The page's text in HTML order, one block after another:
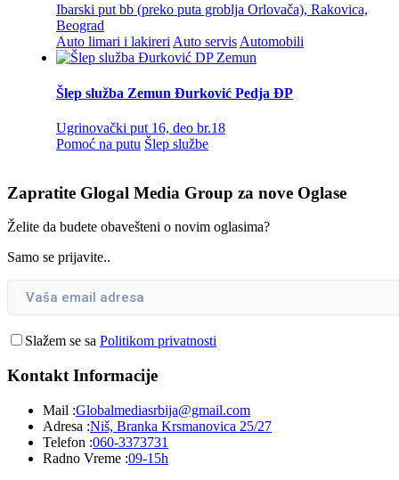
Ibarski put bb (preko puta groblja Orlovača), Rakovica,
Beograd
Auto limari i lakireri Auto servis Automobili
Šlep služba Zemun Đurković Pedja ĐP
Ugrinovački put 16, deo br.18
Pomoć na putu Šlep službe
Zapratite Glogal Media Group za nove Oglase
Želite da budete obavešteni o novim oglasima?
Samo se prijavite..
Slažem se sa Politikom privatnosti
Kontakt Informacije
Mail :Globalmediasrbija@gmail.com
Adresa :Niš, Branka Krsmanovica 25/27
Telefon :060-3373731
Radno Vreme :09-15h